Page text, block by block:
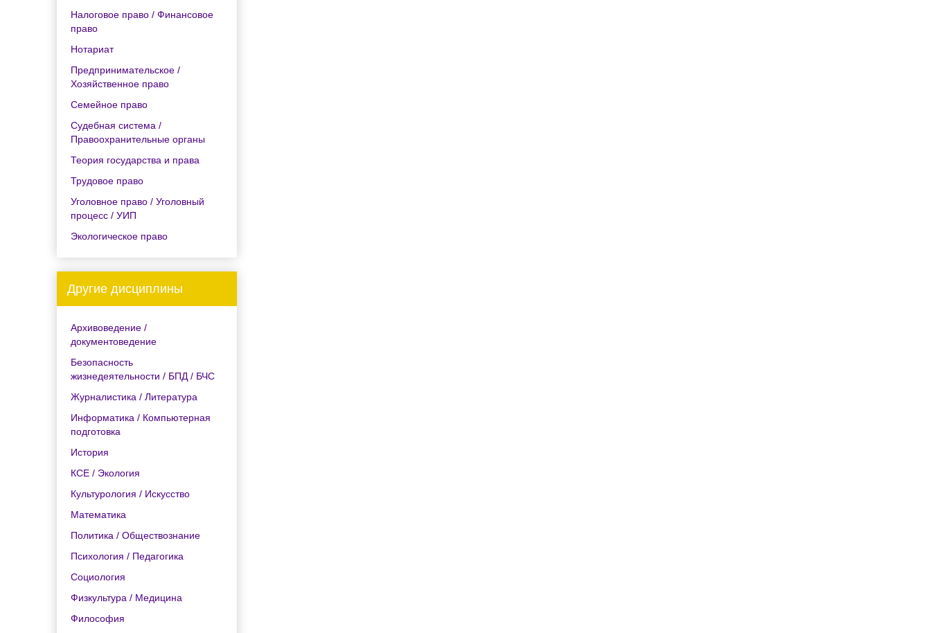
Налоговое право / Финансовое
право
Нотариат
Предпринимательское /
Хозяйственное право
Семейное право
Судебная система /
Правоохранительные органы
Теория государства и права
Трудовое право
Уголовное право / Уголовный
процесс / УИП
Экологическое право
Другие дисциплины
Архивоведение /
документоведение
Безопасность
жизнедеятельности / БПД / БЧС
Журналистика / Литература
Информатика / Компьютерная
подготовка
История
КСЕ / Экология
Культурология / Искусство
Математика
Политика / Обществознание
Психология / Педагогика
Социология
Физкультура / Медицина
Философия